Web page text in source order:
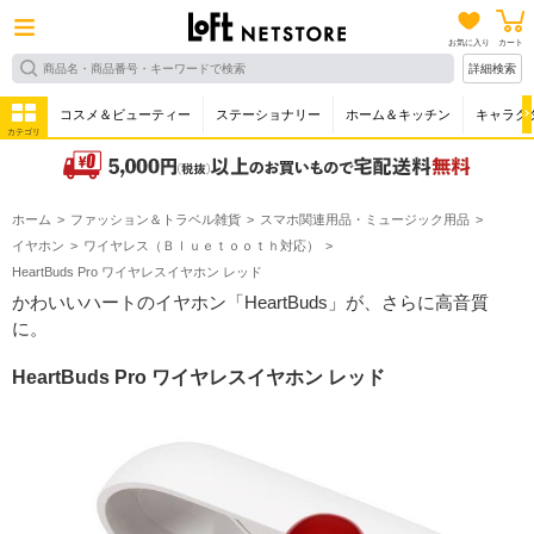
お気に入り カート
詳細検索
カテゴリ
コスメ＆ビューティー ステーショナリー ホーム＆キッチン キャラク
ホーム ファッション＆トラベル雑貨
スマホ関連用品・ミュージック用品
イヤホン
ワイヤレス（Ｂｌｕｅｔｏｏｔｈ対応）
HeartBuds Pro ワイヤレスイヤホン レッド
かわいいハートのイヤホン「HeartBuds」が、さらに高音質
に。
HeartBuds Pro ワイヤレスイヤホン レッド